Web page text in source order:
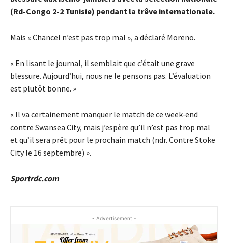
(Rd-Congo 2-2 Tunisie) pendant la trêve internationale.
Mais « Chancel n’est pas trop mal », a déclaré Moreno.
« En lisant le journal, il semblait que c’était une grave
blessure. Aujourd’hui, nous ne le pensons pas. L’évaluation
est plutôt bonne. »
« Il va certainement manquer le match de ce week-end
contre Swansea City, mais j’espère qu’il n’est pas trop mal
et qu’il sera prêt pour le prochain match (ndr. Contre Stoke
City le 16 septembre) ».
Sportrdc.com
- Advertisement -